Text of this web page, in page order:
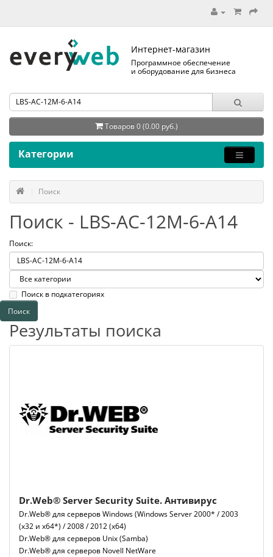
Интернет-магазин
Программное обеспечение
и оборудование для бизнеса
Товаров 0 (0.00 руб.)
Категории
Поиск
Поиск - LBS-AC-12M-6-A14
Поиск:
Поиск в подкатегориях
Результаты поиска
Dr.Web® Server Security Suite. Антивирус
Dr.Web® для серверов Windows (Windows Server 2000* / 2003
(х32 и х64*) / 2008 / 2012 (х64)
Dr.Web® для серверов Unix (Samba)
Dr.Web® для серверов Novell NetWare